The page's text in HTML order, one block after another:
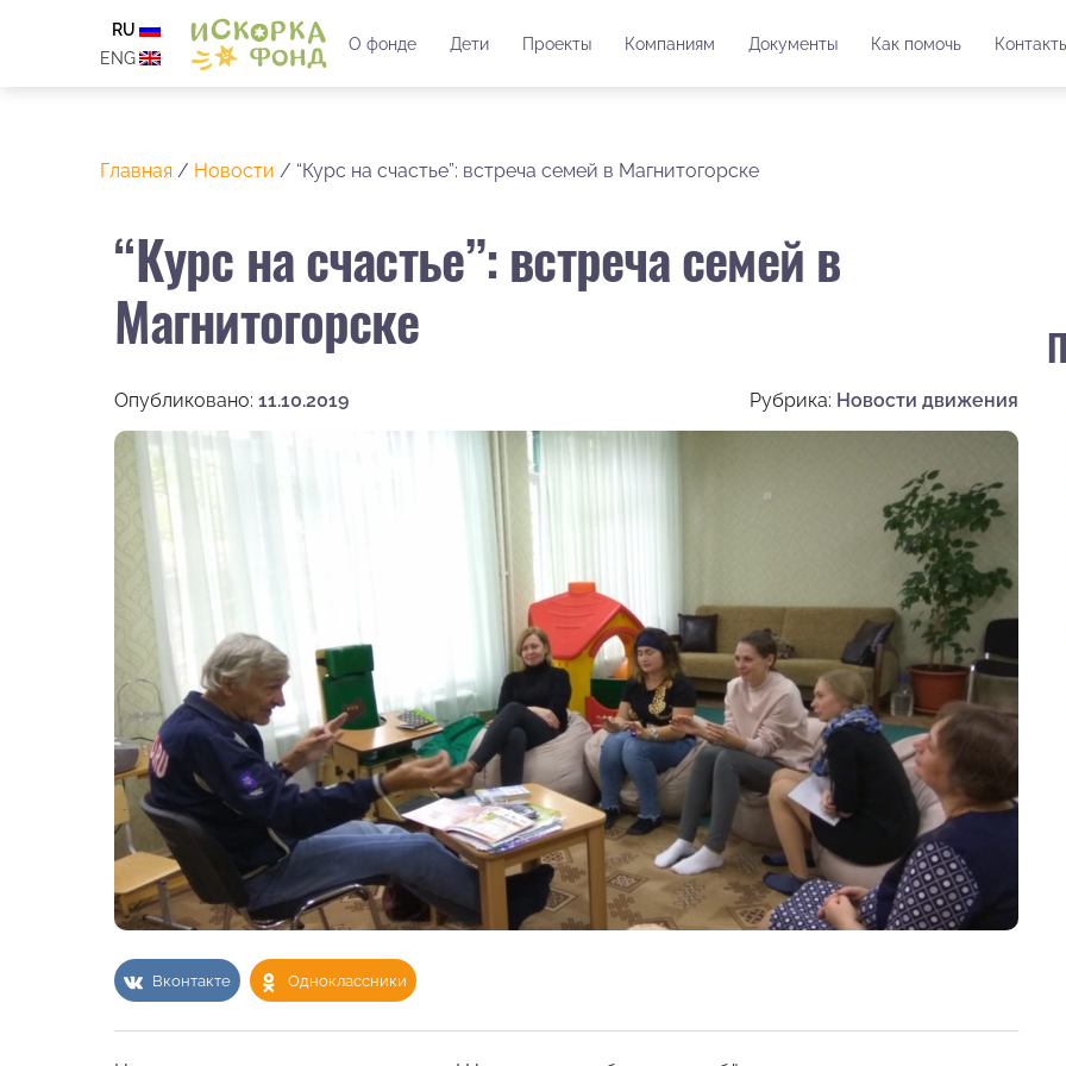
RU
ENG
О фонде Дети Проекты Компаниям Документы Как помочь
Главная / Новости / “Курс на счастье”: встреча семей в Магнитогорске
“Курс на счастье”: встреча семей в
Магнитогорске
Опубликовано: 11.10.2019 Рубрика: Новости движения
Вконтакте Одноклассники